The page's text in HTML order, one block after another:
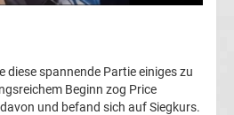
spannende Partie einiges zu
Beginn zog Price
und befand sich auf Siegkurs.